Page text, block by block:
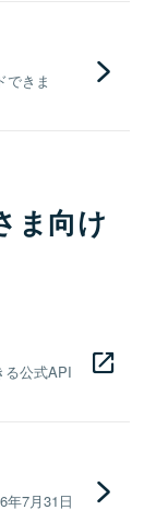
できま
ま向け
る公式API
年7月31日